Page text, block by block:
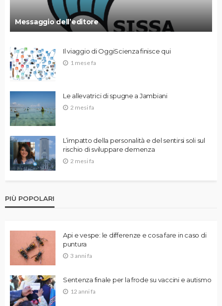
Messaggio dell’editore
Il viaggio di OggiScienza finisce qui
1 mese fa
Le allevatrici di spugne a Jambiani
2 mesi fa
L’impatto della personalità e del sentirsi soli sul
rischio di sviluppare demenza
2 mesi fa
PIÙ POPOLARI
Api e vespe: le differenze e cosa fare in caso di
puntura
3 anni fa
Sentenza finale per la frode su vaccini e autismo
12 anni fa